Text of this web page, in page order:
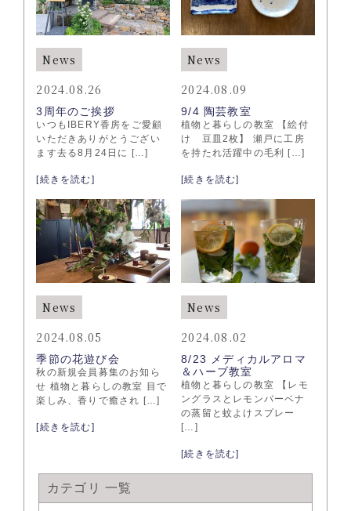
News
2024.08.26
3周年のご挨拶
いつもIBERY香房をご愛顧
いただきありがとうござい
ます去る8月24日に […]
[続きを読む]
News
2024.08.09
9/4 陶芸教室
植物と暮らしの教室 【絵付
け 豆皿2枚】 瀬戸に工房
を持たれ活躍中の毛利 […]
[続きを読む]
News
2024.08.05
季節の花遊び会
秋の新規会員募集のお知ら
せ 植物と暮らしの教室 目で
楽しみ、香りで癒され […]
[続きを読む]
News
2024.08.02
8/23 メディカルアロマ
＆ハーブ教室
植物と暮らしの教室 【レモ
ングラスとレモンバーベナ
の蒸留と蚊よけスプレー
[…]
[続きを読む]
カテゴリ 一覧